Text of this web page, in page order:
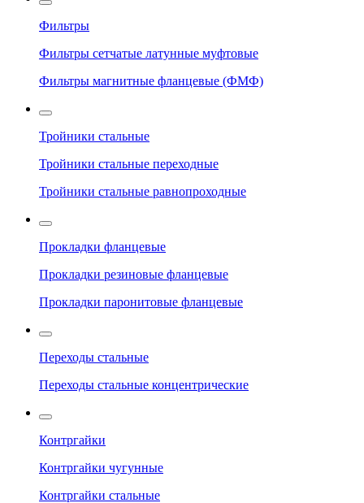
Фильтры
Фильтры сетчатые латунные муфтовые
Фильтры магнитные фланцевые (ФМФ)
Тройники стальные
Тройники стальные переходные
Тройники стальные равнопроходные
Прокладки фланцевые
Прокладки резиновые фланцевые
Прокладки паронитовые фланцевые
Переходы стальные
Переходы стальные концентрические
Контргайки
Контргайки чугунные
Контргайки стальные